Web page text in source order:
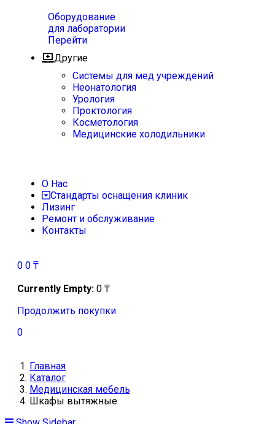
Оборудование
для лаборатории
Перейти
Другие
Системы для мед учреждений
Неонатология
Урология
Проктология
Косметология
Медицинские холодильники
О Нас
Стандарты оснащения клиник
Лизинг
Ремонт и обслуживание
Контакты
0 0 ₸
Currently Empty: 0 ₸
Продолжить покупки
0
Главная
Каталог
Медицинская мебель
Шкафы вытяжные